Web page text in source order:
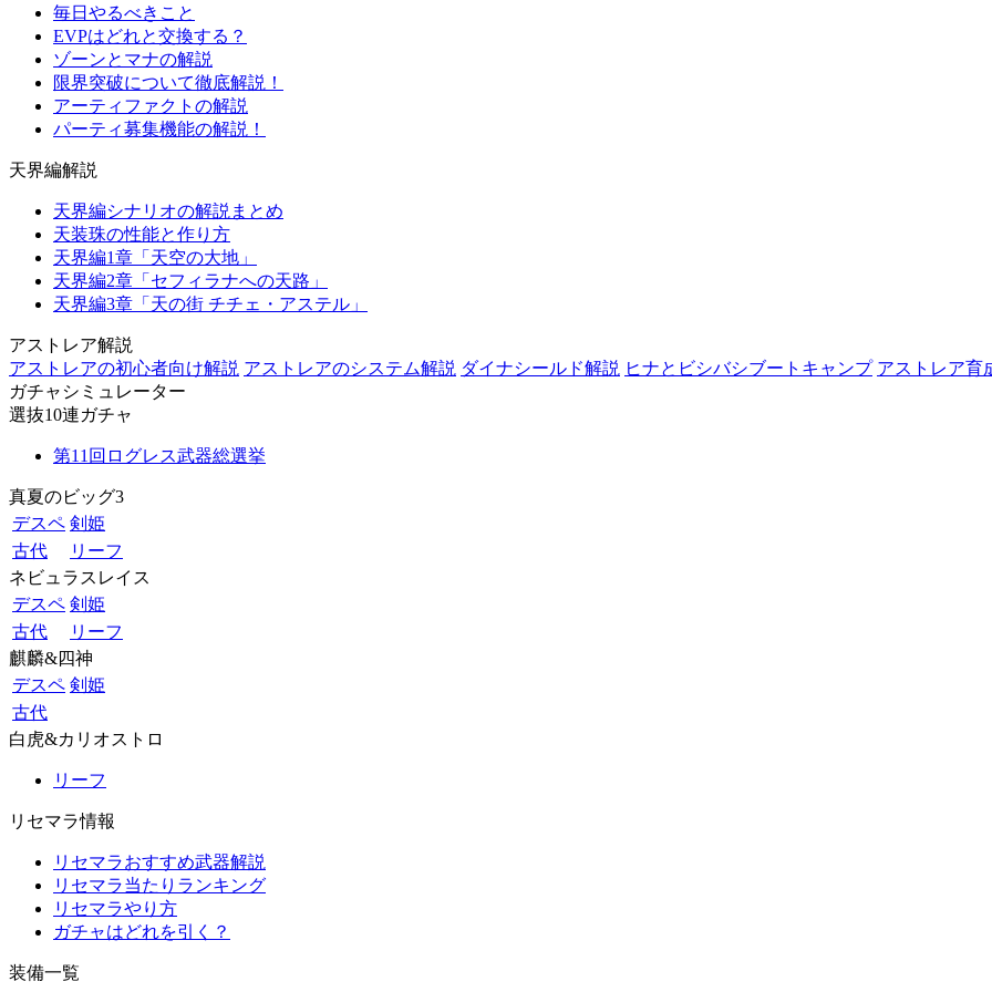
毎日やるべきこと
EVPはどれと交換する？
ゾーンとマナの解説
限界突破について徹底解説！
アーティファクトの解説
パーティ募集機能の解説！
天界編解説
天界編シナリオの解説まとめ
天装珠の性能と作り方
天界編1章「天空の大地」
天界編2章「セフィラナへの天路」
天界編3章「天の街 チチェ・アステル」
アストレア解説
アストレアの初心者向け解説 アストレアのシステム解説 ダイナシールド解説 ヒナとビシバシブートキャンプ アストレア育
ガチャシミュレーター
選抜10連ガチャ
第11回ログレス武器総選挙
真夏のビッグ3
デスペ 剣姫
古代
リーフ
ネビュラスレイス
デスペ 剣姫
古代
リーフ
麒麟&四神
デスペ 剣姫
古代
白虎&カリオストロ
リーフ
リセマラ情報
リセマラおすすめ武器解説
リセマラ当たりランキング
リセマラやり方
ガチャはどれを引く？
装備一覧